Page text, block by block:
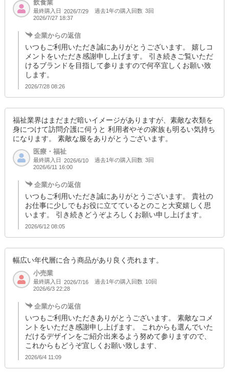
飲食業
最終購入日 2026/7/29 過去1年の購入回数 3回
2026/7/27 18:37
企業からの返信
いつもご利用いただき誠にありがとうございます。 嬉しコ
メントをいただき感謝申し上げます。 引き続きご覧いただ
けるブランドを目指して参りますので何卒宜しくお願い致
します。
2026/7/28 08:26
福祉業界はまだまだ暗いイメージがありますが、素敵な衣類を
身につけて訪問介護に伺うと 利用者やその家族も明るい気持ち
になります。 素敵な服をありがとうございます。
医療・福祉
最終購入日 2026/6/10 過去1年の購入回数 3回
2026/6/11 16:00
企業からの返信
いつもご利用いただき誠にありがとうございます。 貴社の
お仕事に少しでもお役に立てているとのこと大変嬉しく思
います。 引き続きどうぞよろしくお願い申し上げます。
2026/6/12 08:05
幅広い年代層に合う商品があり良く売れます。
小売業
最終購入日 2026/7/16 過去1年の購入回数 10回
2026/6/3 22:28
企業からの返信
いつもご利用いただきありがとうございます。 素敵なコメ
ントをいただき感謝申し上げます。 これからも選んでいた
だけるデザインをご紹介出来るよう努めて参りますので、
これからもどうぞ宜しくお願い致します、
2026/6/4 11:09